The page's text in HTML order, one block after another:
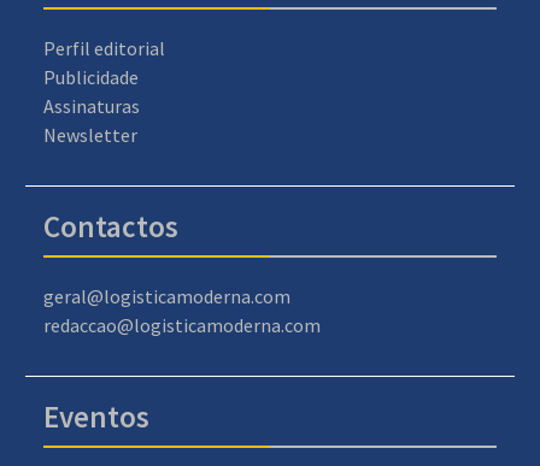
Perfil editorial
Publicidade
Assinaturas
Newsletter
Contactos
geral@logisticamoderna.com
redaccao@logisticamoderna.com
Eventos